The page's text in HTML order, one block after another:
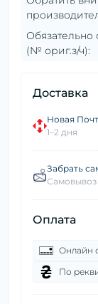
Обязательно
(№ ориг.з/ч):
Доставка
Новая
1–2 дня
Забрать
Самовывоз
Оплата
Онлайн
По